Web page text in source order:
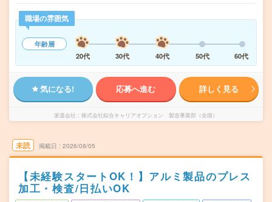
職場の雰囲気
年齢層
20代
30代 40代 50代 60代
気になる! 応募へ進む 詳しく見る
派遣会社 株式会社綜合キャリアオプション 製造事業部（全国）
未読 掲載日 2026/08/05
【未経験スタートOK！】アルミ製品のプレス
加工・検査/日払いOK